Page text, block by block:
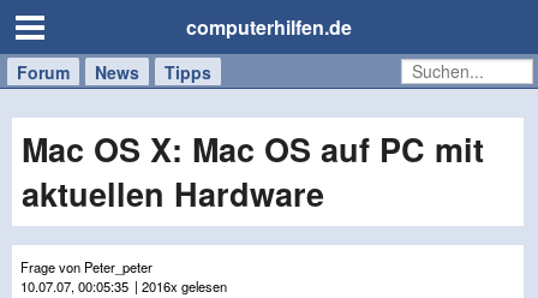
computerhilfen.de
Forum News Tipps
Handy
Tablet
Windows
Mac
Mac OS X: Mac OS auf PC mit
aktuellen Hardware
Frage von Peter_peter
10.07.07, 00:05:35 | 2016x gelesen